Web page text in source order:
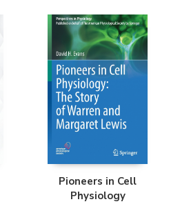
Pioneers in Cell
Physiology